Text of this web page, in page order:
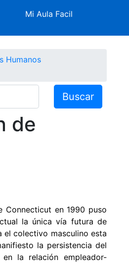
Mi Aula Facil
Humanos
Buscar
de
Connecticut en 1990 puso
la única vía futura de
el colectivo masculino esta
la persistencia del
la relación empleador-